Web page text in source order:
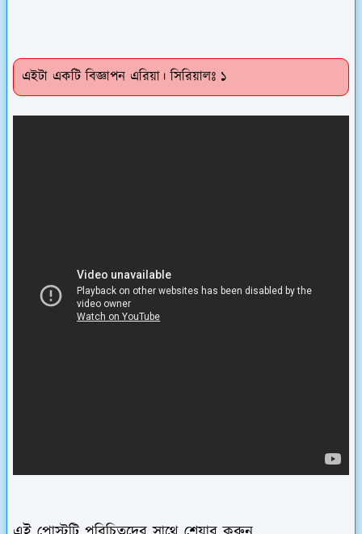
এইটা একটি বিজ্ঞাপন এরিয়া। সিরিয়ালঃ ১